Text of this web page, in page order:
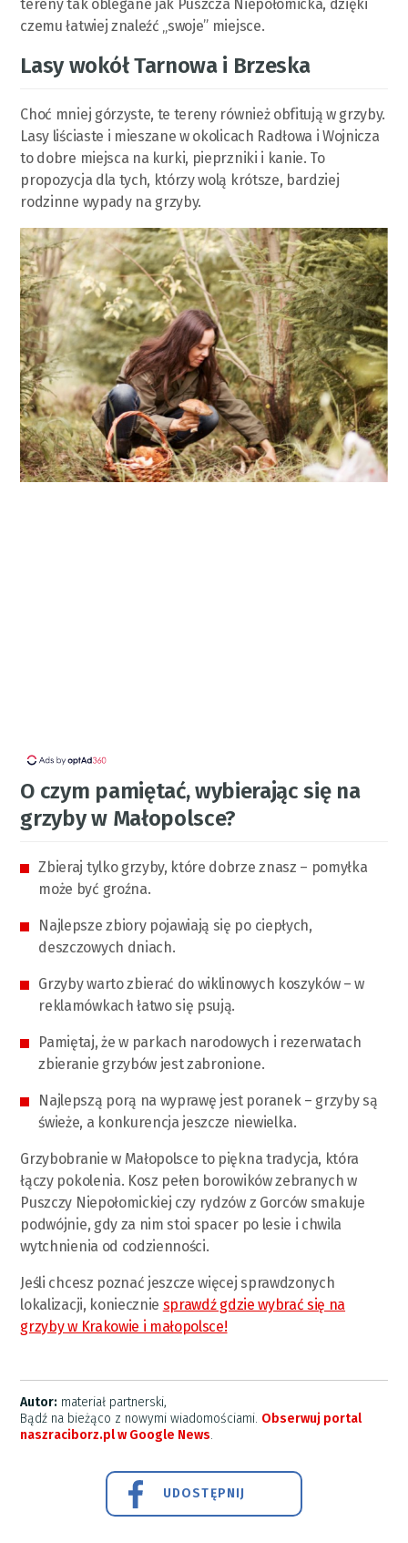
tereny tak oblegane jak Puszcza Niepołomicka, dzięki
czemu łatwiej znaleźć „swoje” miejsce.
Lasy wokół Tarnowa i Brzeska
Choć mniej górzyste, te tereny również obfitują w grzyby.
Lasy liściaste i mieszane w okolicach Radłowa i Wojnicza
to dobre miejsca na kurki, pieprzniki i kanie. To
propozycja dla tych, którzy wolą krótsze, bardziej
rodzinne wypady na grzyby.
O czym pamiętać, wybierając się na
grzyby w Małopolsce?
Zbieraj tylko grzyby, które dobrze znasz – pomyłka
może być groźna.
Najlepsze zbiory pojawiają się po ciepłych,
deszczowych dniach.
Grzyby warto zbierać do wiklinowych koszyków – w
reklamówkach łatwo się psują.
Pamiętaj, że w parkach narodowych i rezerwatach
zbieranie grzybów jest zabronione.
Najlepszą porą na wyprawę jest poranek – grzyby są
świeże, a konkurencja jeszcze niewielka.
Grzybobranie w Małopolsce to piękna tradycja, która
łączy pokolenia. Kosz pełen borowików zebranych w
Puszczy Niepołomickiej czy rydzów z Gorców smakuje
podwójnie, gdy za nim stoi spacer po lesie i chwila
wytchnienia od codzienności.
Jeśli chcesz poznać jeszcze więcej sprawdzonych
lokalizacji, koniecznie sprawdź gdzie wybrać się na
grzyby w Krakowie i małopolsce!
Autor: materiał partnerski,
Bądź na bieżąco z nowymi wiadomościami. Obserwuj portal
naszraciborz.pl w Google News.
UDOSTĘPNIJ